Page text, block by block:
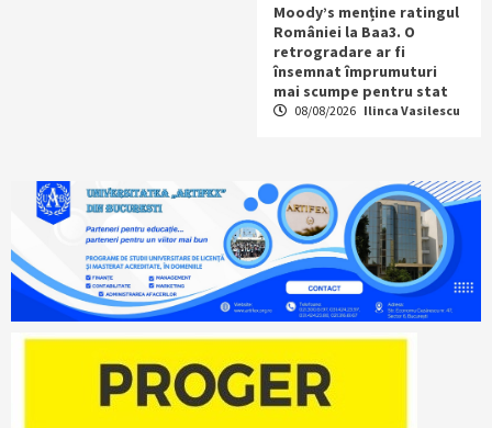
Moody’s menține ratingul
României la Baa3. O
retrogradare ar fi
însemnat împrumuturi
mai scumpe pentru stat
08/08/2026 Ilinca Vasilescu